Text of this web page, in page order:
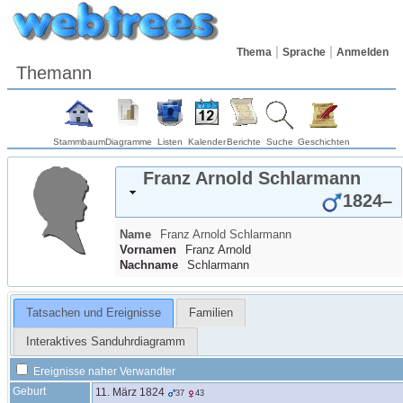
Thema Sprache Anmelden
Themann
StammbaumDiagramme Listen KalenderBerichte Suche Geschichten
Franz Arnold Schlarmann
1824–
Name Franz Arnold Schlarmann
Vornamen
Franz Arnold
Nachname
Schlarmann
Tatsachen und Ereignisse Familien
Interaktives Sanduhrdiagramm
Ereignisse naher Verwandter
Geburt
11. März 1824 37 43